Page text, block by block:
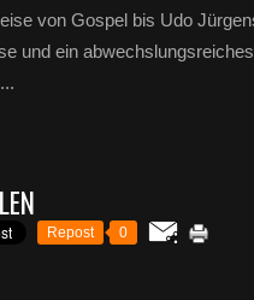
von Gospel bis Udo
und ein
Repost 0